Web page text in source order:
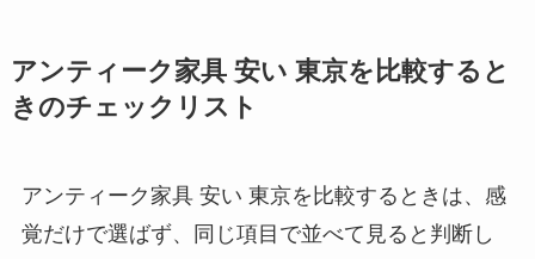
アンティーク家具 安い 東京を比較すると
きのチェックリスト
アンティーク家具 安い 東京を比較するときは、感
覚だけで選ばず、同じ項目で並べて見ると判断し